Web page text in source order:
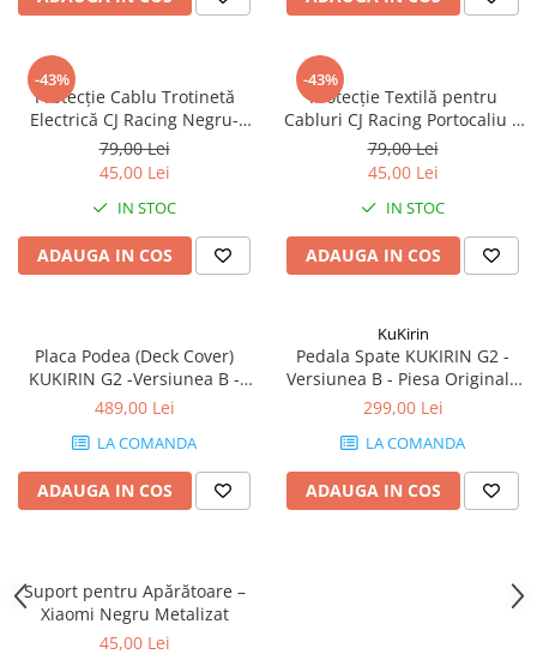
Electronică
Acceleratoare & comenzi
Display-uri / ecrane
Lumini / iluminare
Senzori Hall
Controlere & Conversoare DC/DC
Încărcătoare
Prize de încărcare
Cabluri pentru baterii
Componente baterii
Localizatoare GPS
secundare
Pliere, pasadores & tije
-43%
Protecție Cablu Trotinetă
Electrică CJ Racing Negru-
Roșu 1 Metru
79,00 Lei
45,00 Lei
IN STOC
ADAUGA IN COS
-43%
Protecție Textilă pentru
Cabluri CJ Racing Portocaliu 1
Metru
79,00 Lei
45,00 Lei
IN STOC
ADAUGA IN COS
Placa Podea (Deck Cover)
KUKIRIN G2 -Versiunea B -
Piesa Originala Trotineta
489,00 Lei
LA COMANDA
ADAUGA IN COS
KuKirin
Pedala Spate KUKIRIN G2 -
Versiunea B - Piesa Originala
Trotineta Electrica
299,00 Lei
LA COMANDA
ADAUGA IN COS
Suport pentru Apărătoare –
Xiaomi Negru Metalizat
45,00 Lei